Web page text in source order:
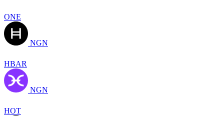
ONE
NGN
HBAR
NGN
HOT